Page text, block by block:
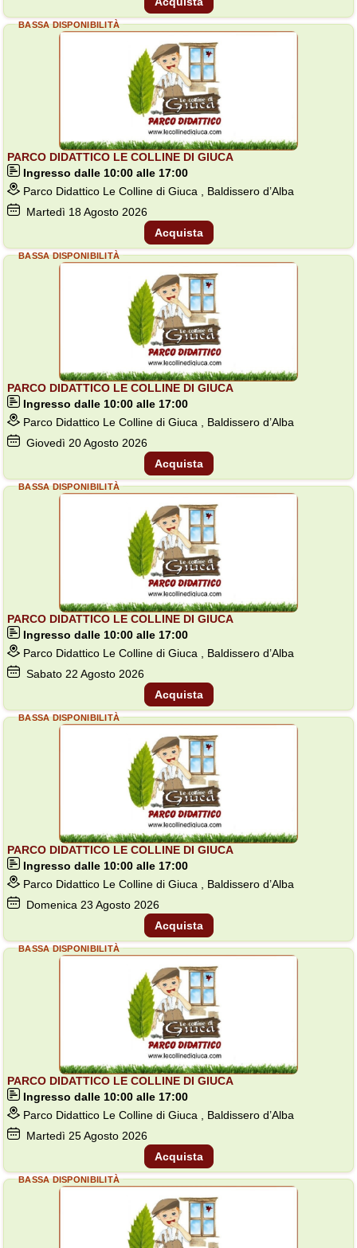
PARCO DIDATTICO LE COLLINE DI GIUCA
Ingresso dalle 10:00 alle 17:00
Parco Didattico Le Colline di Giuca , Baldissero d’Alba
Martedì 18Agosto 2026
BASSA DISPONIBILITÀ
Acquista
PARCO DIDATTICO LE COLLINE DI GIUCA
Ingresso dalle 10:00 alle 17:00
Parco Didattico Le Colline di Giuca , Baldissero d’Alba
Giovedì 20Agosto 2026
BASSA DISPONIBILITÀ
Acquista
PARCO DIDATTICO LE COLLINE DI GIUCA
Ingresso dalle 10:00 alle 17:00
Parco Didattico Le Colline di Giuca , Baldissero d’Alba
Sabato 22 Agosto 2026
BASSA DISPONIBILITÀ
Acquista
PARCO DIDATTICO LE COLLINE DI GIUCA
Ingresso dalle 10:00 alle 17:00
Parco Didattico Le Colline di Giuca , Baldissero d’Alba
Domenica 23 Agosto 2026
BASSA DISPONIBILITÀ
Acquista
PARCO DIDATTICO LE COLLINE DI GIUCA
Ingresso dalle 10:00 alle 17:00
Parco Didattico Le Colline di Giuca , Baldissero d’Alba
Martedì 25Agosto 2026
BASSA DISPONIBILITÀ
Acquista
BASSA DISPONIBILITÀ